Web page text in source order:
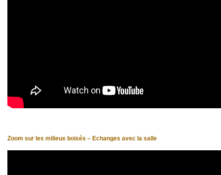
Zoom sur les milieux boisés – Echanges avec la salle